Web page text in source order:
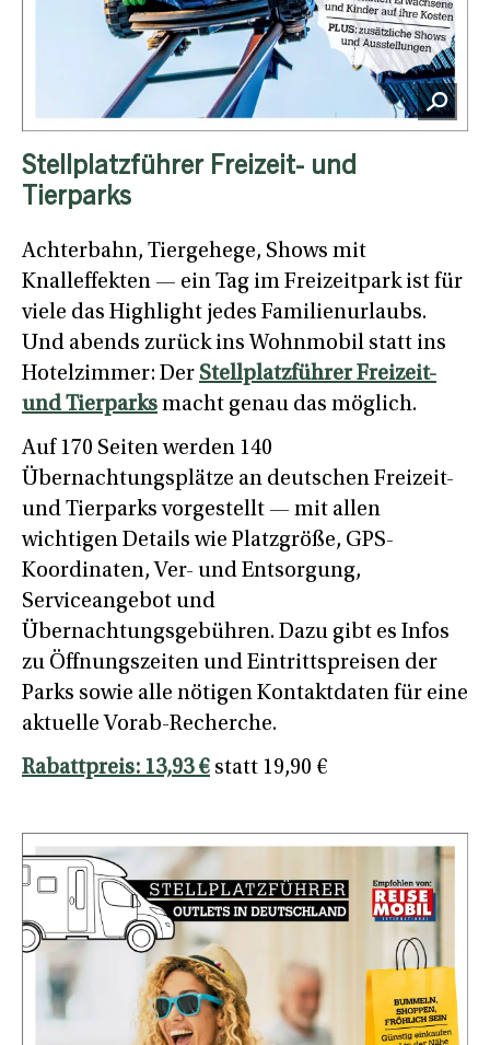
Stellplatzführer Freizeit- und
Tierparks
Achterbahn, Tiergehege, Shows mit
Knalleffekten — ein Tag im Freizeitpark ist für
viele das Highlight jedes Familienurlaubs.
Und abends zurück ins Wohnmobil statt ins
Hotelzimmer: Der Stellplatzführer Freizeit-
und Tierparks macht genau das möglich.
Auf 170 Seiten werden 140
Übernachtungsplätze an deutschen Freizeit-
und Tierparks vorgestellt — mit allen
wichtigen Details wie Platzgröße, GPS-
Koordinaten, Ver- und Entsorgung,
Serviceangebot und
Übernachtungsgebühren. Dazu gibt es Infos
zu Öffnungszeiten und Eintrittspreisen der
Parks sowie alle nötigen Kontaktdaten für eine
aktuelle Vorab-Recherche.
Rabattpreis: 13,93 € statt 19,90 €